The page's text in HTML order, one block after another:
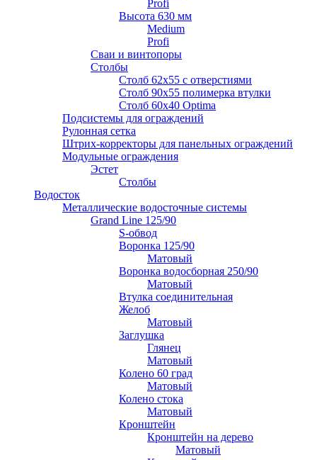
Profi
Высота 630 мм
Medium
Profi
Сваи и винтопоры
Столбы
Cтолб 62х55 с отверстиями
Cтолб 90х55 полимерка втулки
Столб 60х40 Optima
Подсистемы для ограждений
Рулонная сетка
Штрих-корректоры для панельных ограждений
Модульные ограждения
Эстет
Столбы
Водосток
Металлические водосточные системы
Grand Line 125/90
S-обвод
Воронка 125/90
Матовый
Воронка водосборная 250/90
Матовый
Втулка соединительная
Желоб
Матовый
Заглушка
Глянец
Матовый
Колено 60 град
Матовый
Колено стока
Матовый
Кронштейн
Кронштейн на дерево
Матовый